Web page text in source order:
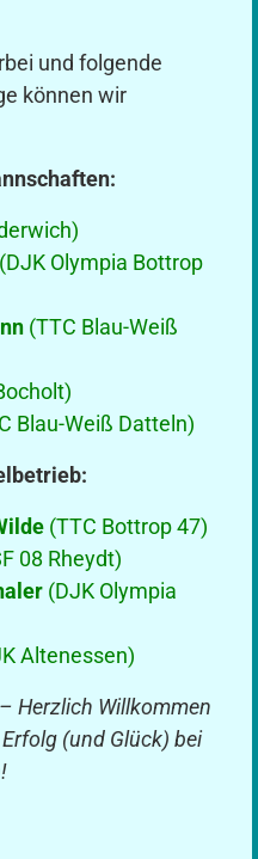
und folgende
können wir
(DJK Olympia Bottrop
(TTC Blau-Weiß
Blau-Weiß Datteln)
(TTC Bottrop 47)
08 Rheydt)
(DJK Olympia
Altenessen)
Herzlich Willkommen
(und Glück) bei